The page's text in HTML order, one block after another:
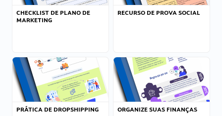
CHECKLIST DE PLANO DE
MARKETING
RECURSO DE PROVA SOCIAL
PRÁTICA DE DROPSHIPPING ORGANIZE SUAS FINANÇAS